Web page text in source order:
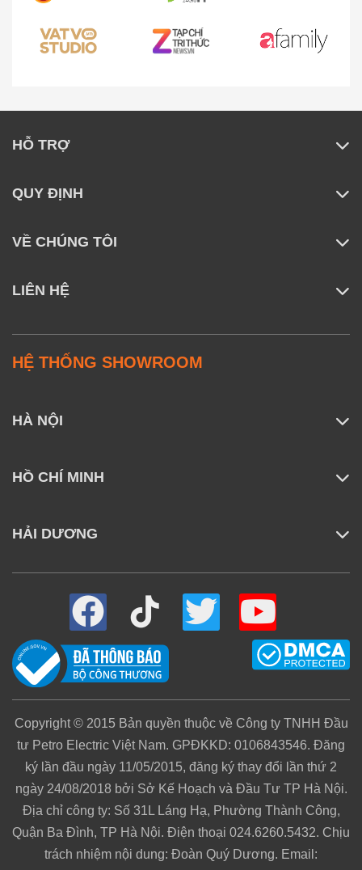
HỖ TRỢ
QUY ĐỊNH
VỀ CHÚNG TÔI
LIÊN HỆ
HỆ THỐNG SHOWROOM
HÀ NỘI
HỒ CHÍ MINH
HẢI DƯƠNG
Copyright © 2015 Bản quyền thuộc về Công ty TNHH Đầu
tư Petro Electric Việt Nam. GPĐKKD: 0106843546. Đăng
ký lần đầu ngày 11/05/2015, đăng ký thay đổi lần thứ 2
ngày 24/08/2018 bởi Sở Kế Hoạch và Đầu Tư TP Hà Nội.
Địa chỉ công ty: Số 31L Láng Hạ, Phường Thành Công,
Quận Ba Đình, TP Hà Nội. Điện thoại 024.6260.5432. Chịu
trách nhiệm nội dung: Đoàn Quý Dương. Email: